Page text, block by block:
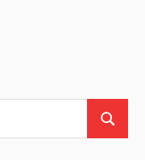
Suchen